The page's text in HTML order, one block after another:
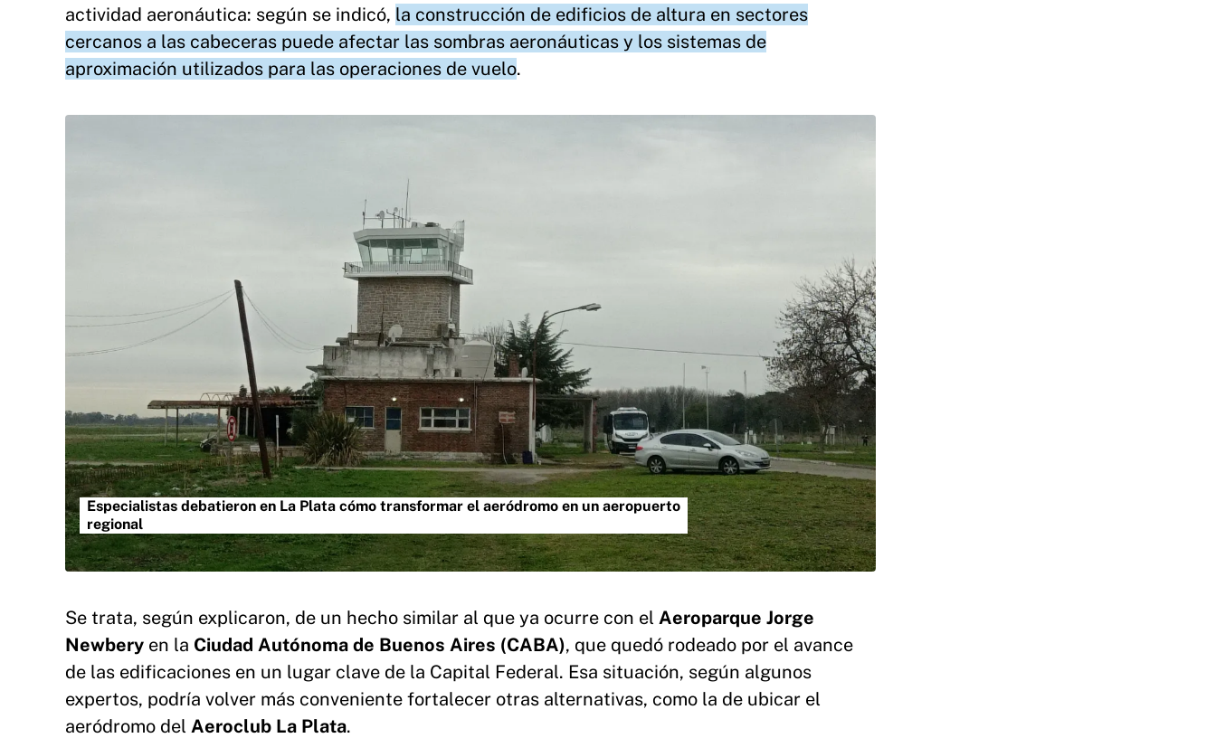
actividad aeronáutica: según se indicó, la construcción de edificios de altura en sectores
cercanos a las cabeceras puede afectar las sombras aeronáuticas y los sistemas de
aproximación utilizados para las operaciones de vuelo.
Especialistas debatieron en La Plata cómo transformar el aeródromo en un aeropuerto
regional
Se trata, según explicaron, de un hecho similar al que ya ocurre con el Aeroparque Jorge
Newbery en la Ciudad Autónoma de Buenos Aires (CABA), que quedó rodeado por el avance
de las edificaciones en un lugar clave de la Capital Federal. Esa situación, según algunos
expertos, podría volver más conveniente fortalecer otras alternativas, como la de ubicar el
aeródromo del Aeroclub La Plata.